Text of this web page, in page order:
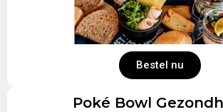
Bestel nu
Poké Bowl